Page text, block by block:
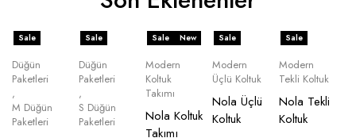
Sale
Düğün
Paketleri
,
M Düğün
Paketleri
Sale
Düğün
Paketleri
,
S Düğün
Paketleri
Sale New
Modern
Koltuk
Takımı
Nola Koltuk
Takımı
Sale
Modern
Üçlü Koltuk
Nola Üçlü
Koltuk
Sale
Modern
Tekli Koltuk
Nola Tekli
Koltuk